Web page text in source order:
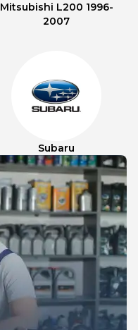
Mitsubishi L200 1996-
2007
Subaru